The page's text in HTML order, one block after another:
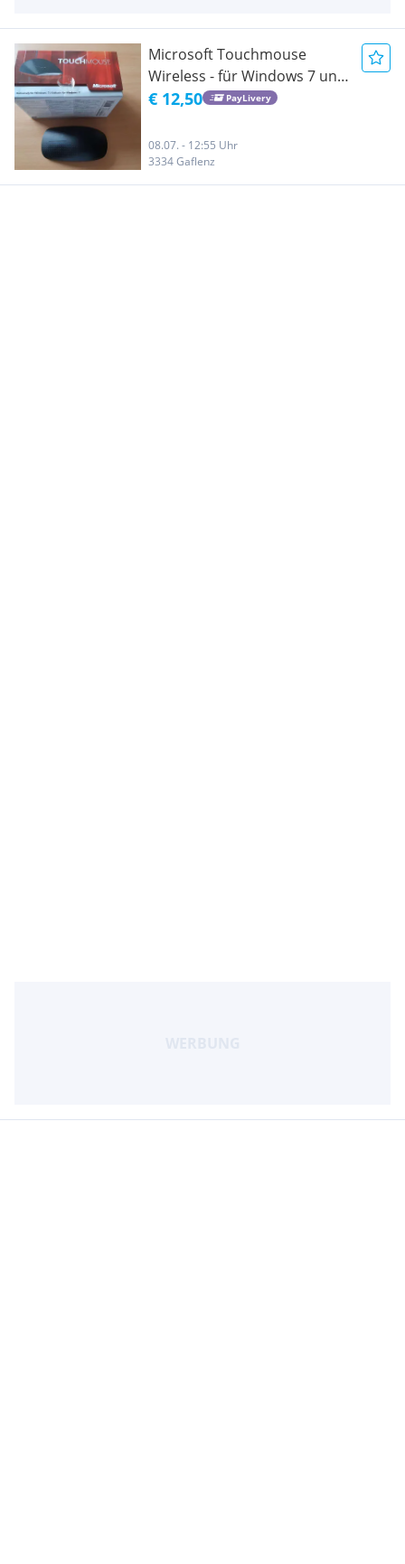
Microsoft Touchmouse
Wireless - für Windows 7 und
Windows10 geeignet -
€ 12,50 PayLivery
08.07. - 12:55 Uhr
3334 Gaflenz